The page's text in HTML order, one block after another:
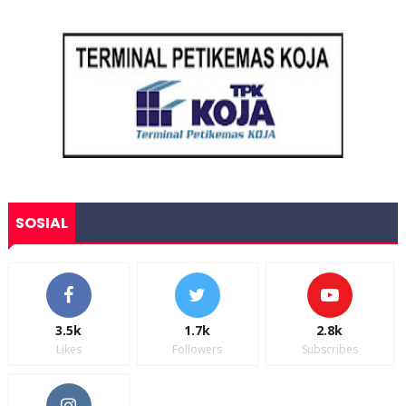
SOSIAL
3.5k
Likes
1.7k
Followers
2.8k
Subscribes